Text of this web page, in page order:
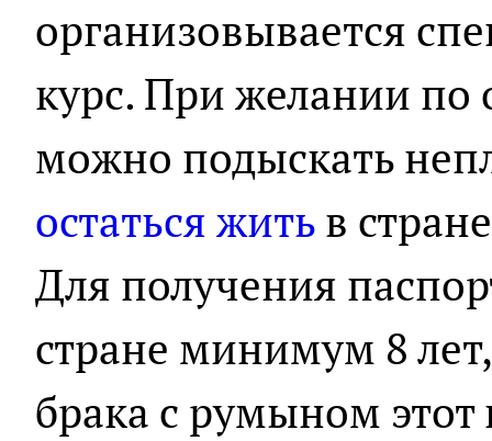
организовывается
курс. При желании по
можно подыскать
остаться житьв
Для получения
стране минимум 8
брака с румыном этот